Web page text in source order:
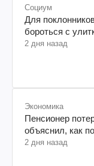
Социум
Для
бороться с
2 дня назад
Экономика
Пенсионер
объяснил, как
2 дня назад